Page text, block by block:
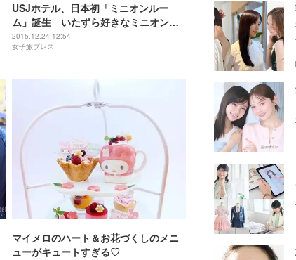
USJホテル、日本初「ミニオンルー
ム」誕生 いたずら好きなミニオンで
いっぱい！
2015.12.24 12:54
女子旅プレス
マイメロのハート＆お花づくしのメニ
ューがキュートすぎる♡